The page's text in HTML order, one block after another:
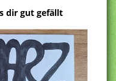
dir gut gefällt